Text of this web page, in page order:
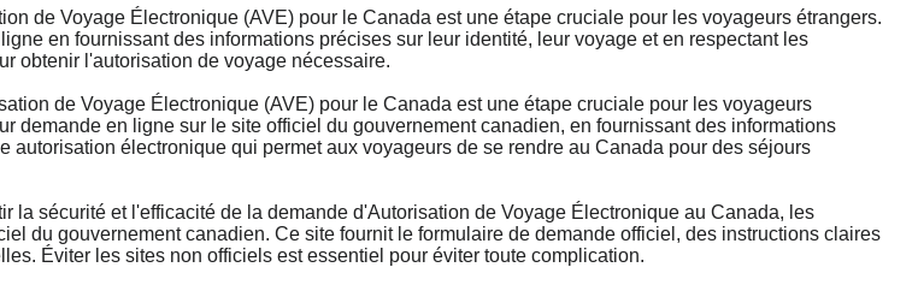
de Voyage Électronique (AVE) pour le Canada est une étape cruciale pour les voyageurs étrangers.
en fournissant des informations précises sur leur identité, leur voyage et en respectant les
obtenir l'autorisation de voyage nécessaire.
de Voyage Électronique (AVE) pour le Canada est une étape cruciale pour les voyageurs
demande en ligne sur le site officiel du gouvernement canadien, en fournissant des informations
autorisation électronique qui permet aux voyageurs de se rendre au Canada pour des séjours
la sécurité et l'efficacité de la demande d'Autorisation de Voyage Électronique au Canada, les
du gouvernement canadien. Ce site fournit le formulaire de demande officiel, des instructions claires
Éviter les sites non officiels est essentiel pour éviter toute complication.